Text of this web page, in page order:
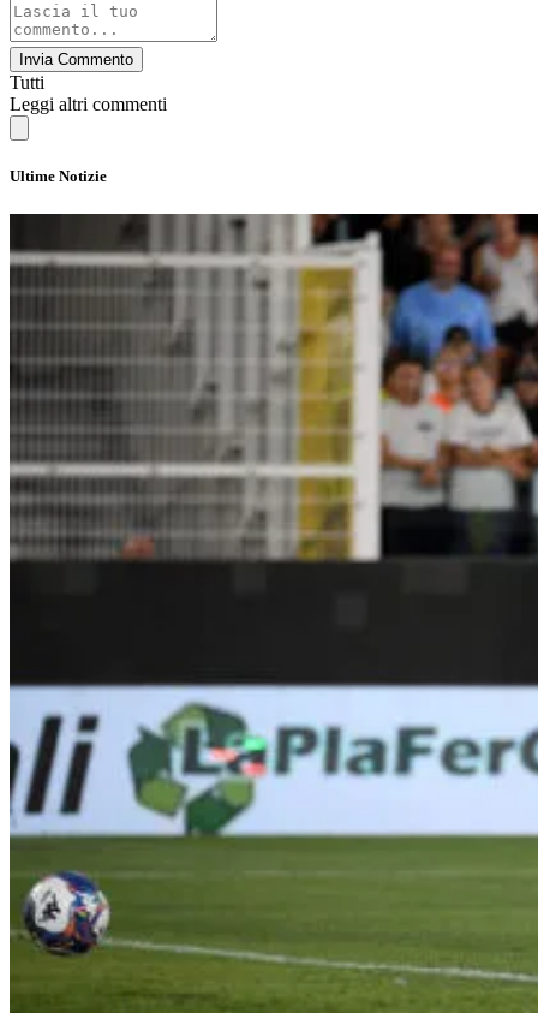
Invia Commento
Tutti
Leggi altri commenti
Ultime Notizie